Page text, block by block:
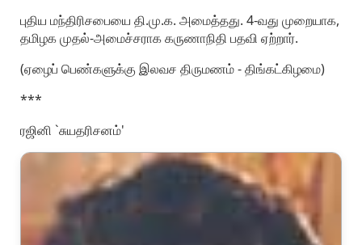
புதிய மந்திரிசபையை தி.மு.க. அமைத்தது. 4-வது முறையாக,
தமிழக முதல்-அமைச்சராக கருணாநிதி பதவி ஏற்றார்.
(ஏழைப் பெண்களுக்கு இலவச திருமணம் - திங்கட்கிழமை)
***
ரஜினி `சுயதரிசனம்'